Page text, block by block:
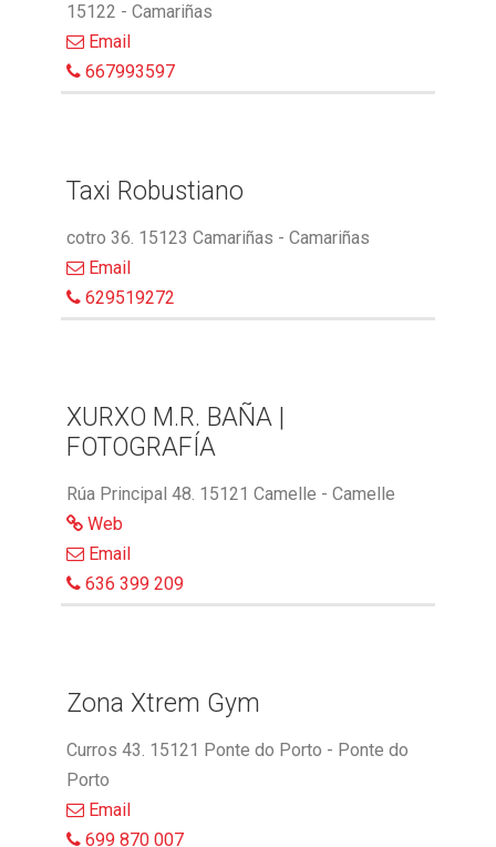
15122 - Camariñas
Email
667993597
Taxi Robustiano
cotro 36. 15123 Camariñas - Camariñas
Email
629519272
XURXO M.R. BAÑA |
FOTOGRAFÍA
Rúa Principal 48. 15121 Camelle - Camelle
Web
Email
636 399 209
Zona Xtrem Gym
Curros 43. 15121 Ponte do Porto - Ponte do
Porto
Email
699 870 007